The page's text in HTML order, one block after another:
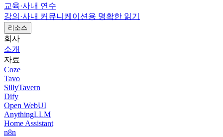
교육·사내 연수
강의·사내 커뮤니케이션용 명확한 읽기
리소스
회사
소개
자료
Coze
Tavo
SillyTavern
Dify
Open WebUI
AnythingLLM
Home Assistant
n8n